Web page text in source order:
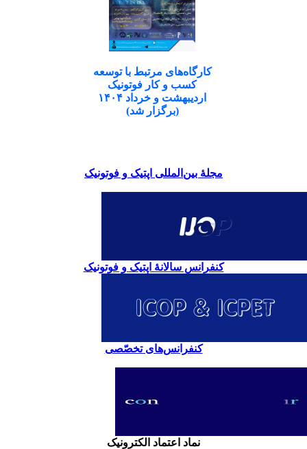
کارگاه‌های مرتبط با توسعه
کسب و کار فوتونیک
اردیبهشت و خرداد ۱۴۰۴
(برگزار شد)
مجلۀ بین‌المللی اپتیک و فوتونیک
کنفرانس سالانۀ اپتیک و فوتونیک
کنفرانس‌های تخصّصی
نماد اعتماد الکترونیک